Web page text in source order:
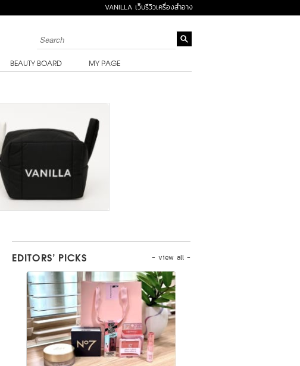
VANILLA เว็บรีวิวเครื่องสำอาง
BEAUTY BOARD MY PAGE
- view all -
EDITORS’ PICKS